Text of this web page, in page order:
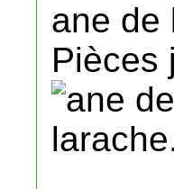
ane de
Pièces